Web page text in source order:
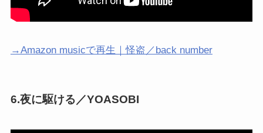
→Amazon musicで再生｜怪盗／back number
6.夜に駆ける／YOASOBI